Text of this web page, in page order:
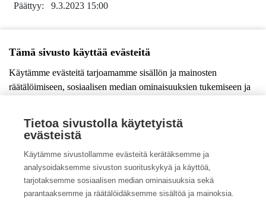
Päättyy: 9.3.2023 15:00
Lisää tapahtuma kalenteriisi
Tämä sivusto käyttää evästeitä
Käytämme evästeitä tarjoamamme sisällön ja mainosten
räätälöimiseen, sosiaalisen median ominaisuuksien tukemiseen ja
siitä, miten käytät sivustoamme. Kumppanimme voivat yhdistää
kerätty, kun olet käyttänyt heidän palvelujaan.
Salli kaikki
Katso kaikki Maa- ja kotitalousnaisten tapahtumat
© Copyright ProAgriaTietosuojaseloste|Saavutettavuusseloste
Tietoa sivustolla käytetyistä
evästeistä
Käytämme sivustollamme evästeitä kerätäksemme ja
analysoidaksemme sivuston suorituskykyä ja käyttöä,
tarjotaksemme sosiaalisen median ominaisuuksia sekä
parantaaksemme ja räätälöidäksemme sisältöä ja mainoksia.